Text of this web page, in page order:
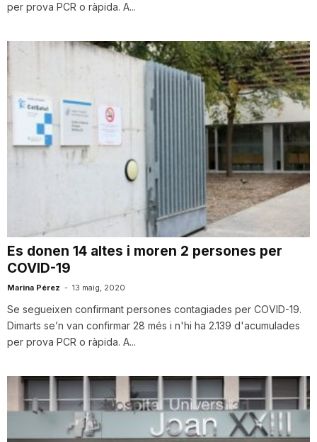
per prova PCR o ràpida. A...
Es donen 14 altes i moren 2 persones per
COVID-19
Marina Pérez - 13 maig, 2020
Se segueixen confirmant persones contagiades per COVID-19.
Dimarts se’n van confirmar 28 més i n'hi ha 2.139 d'acumulades
per prova PCR o ràpida. A...